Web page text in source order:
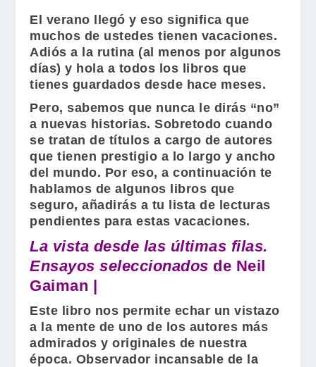
El verano llegó y eso significa que
muchos de ustedes tienen vacaciones.
Adiós a la rutina (al menos por algunos
días) y hola a todos los libros que
tienes guardados desde hace meses.
Pero, sabemos que nunca le dirás “no”
a nuevas historias. Sobretodo cuando
se tratan de títulos a cargo de autores
que tienen prestigio a lo largo y ancho
del mundo. Por eso, a continuación te
hablamos de algunos libros que
seguro, añadirás a tu lista de lecturas
pendientes para estas vacaciones.
La vista desde las últimas filas.
Ensayos seleccionados de Neil
Gaiman |
Este libro nos permite echar un vistazo
a la mente de uno de los autores más
admirados y originales de nuestra
época. Observador incansable de la